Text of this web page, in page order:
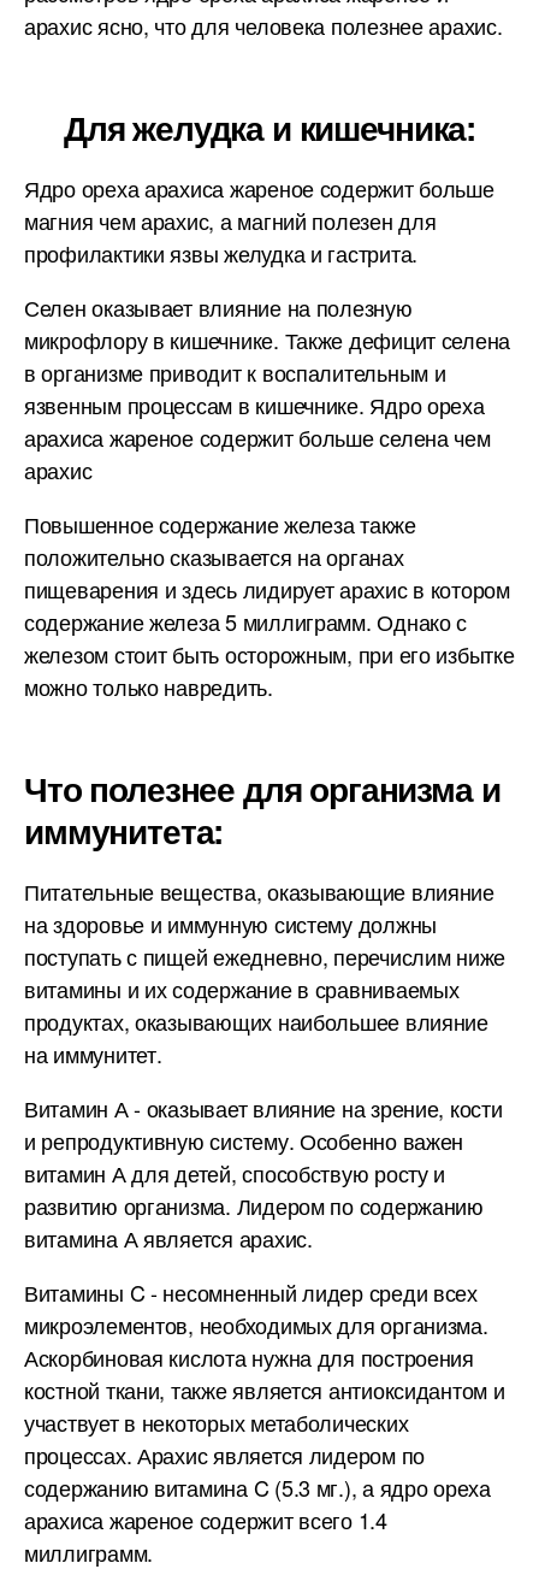
арахис ясно, что для человека полезнее арахис.
Для желудка и кишечника:
Ядро ореха арахиса жареное содержит больше
магния чем арахис, а магний полезен для
профилактики язвы желудка и гастрита.
Селен оказывает влияние на полезную
микрофлору в кишечнике. Также дефицит селена
в организме приводит к воспалительным и
язвенным процессам в кишечнике. Ядро ореха
арахиса жареное содержит больше селена чем
арахис
Повышенное содержание железа также
положительно сказывается на органах
пищеварения и здесь лидирует арахис в котором
содержание железа 5 миллиграмм. Однако с
железом стоит быть осторожным, при его избытке
можно только навредить.
Что полезнее для организма и
иммунитета:
Питательные вещества, оказывающие влияние
на здоровье и иммунную систему должны
поступать с пищей ежедневно, перечислим ниже
витамины и их содержание в сравниваемых
продуктах, оказывающих наибольшее влияние
на иммунитет.
Витамин А - оказывает влияние на зрение, кости
и репродуктивную систему. Особенно важен
витамин А для детей, способствую росту и
развитию организма. Лидером по содержанию
витамина А является арахис.
Витамины C - несомненный лидер среди всех
микроэлементов, необходимых для организма.
Аскорбиновая кислота нужна для построения
костной ткани, также является антиоксидантом и
участвует в некоторых метаболических
процессах. Арахис является лидером по
содержанию витамина C (5.3 мг.), а ядро ореха
арахиса жареное содержит всего 1.4
миллиграмм.